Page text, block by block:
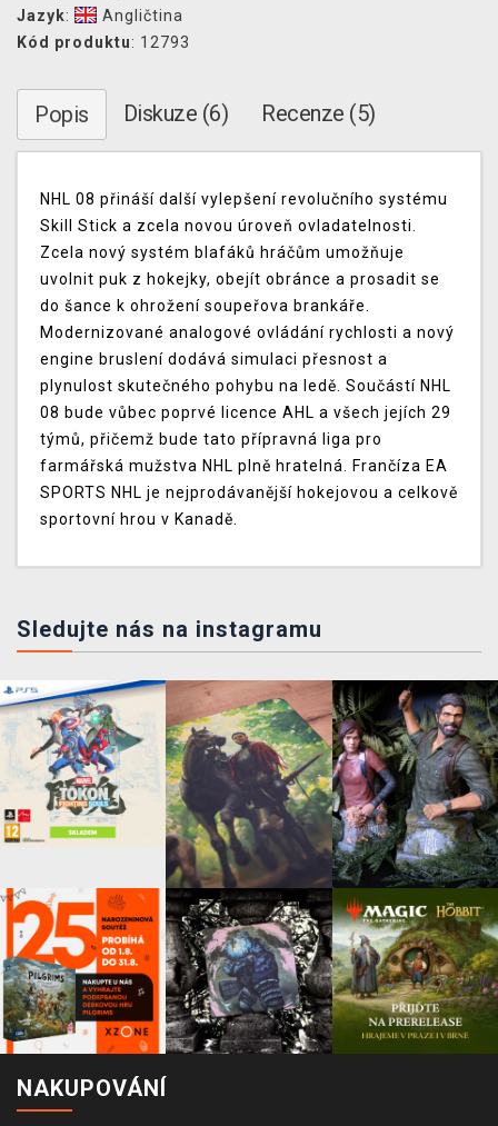
Jazyk:
Angličtina
Kód produktu: 12793
Popis Diskuze (6) Recenze (5)
NHL 08 přináší další vylepšení revolučního systému
Skill Stick a zcela novou úroveň ovladatelnosti.
Zcela nový systém blafáků hráčům umožňuje
uvolnit puk z hokejky, obejít obránce a prosadit se
do šance k ohrožení soupeřova brankáře.
Modernizované analogové ovládání rychlosti a nový
engine bruslení dodává simulaci přesnost a
plynulost skutečného pohybu na ledě. Součástí NHL
08 bude vůbec poprvé licence AHL a všech jejích 29
týmů, přičemž bude tato přípravná liga pro
farmářská mužstva NHL plně hratelná. Frančíza EA
SPORTS NHL je nejprodávanější hokejovou a celkově
sportovní hrou v Kanadě.
Sledujte nás na instagramu
NAKUPOVÁNÍ